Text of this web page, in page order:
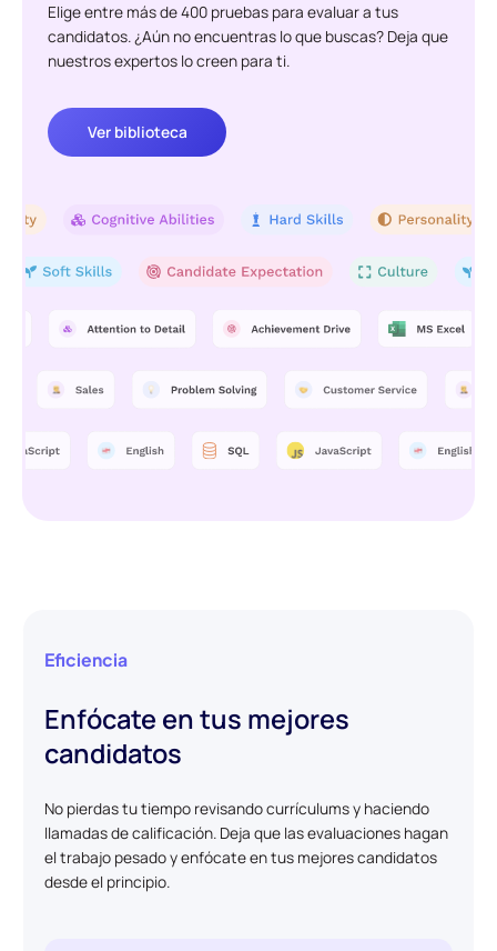
Elige entre más de 400 pruebas para evaluar a tus
candidatos. ¿Aún no encuentras lo que buscas? Deja que
nuestros expertos lo creen para ti.
Ver biblioteca
Eficiencia
Enfócate en tus mejores
candidatos
No pierdas tu tiempo revisando currículums y haciendo
llamadas de calificación. Deja que las evaluaciones hagan
el trabajo pesado y enfócate en tus mejores candidatos
desde el principio.